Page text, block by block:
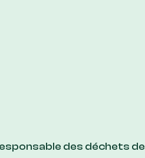
des déchets de